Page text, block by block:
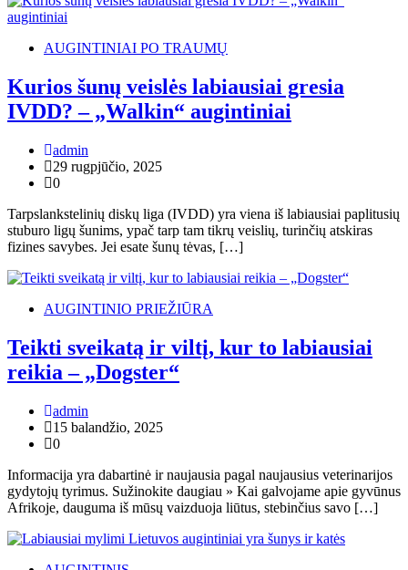
AUGINTINIAI PO TRAUMŲ
Kurios šunų veislės labiausiai gresia
IVDD? – „Walkin“ augintiniai
admin
29 rugpjūčio, 2025
0
Tarpslankstelinių diskų liga (IVDD) yra viena iš labiausiai paplitusių
stuburo ligų šunims, ypač tarp tam tikrų veislių, turinčių atskiras
fizines savybes. Jei esate šunų tėvas, […]
AUGINTINIO PRIEŽIŪRA
Teikti sveikatą ir viltį, kur to labiausiai
reikia – „Dogster“
admin
15 balandžio, 2025
0
Informacija yra dabartinė ir naujausia pagal naujausius veterinarijos
gydytojų tyrimus. Sužinokite daugiau » Kai galvojame apie gyvūnus
Afrikoje, dauguma iš mūsų vaizduoja liūtus, stebinčius savo […]